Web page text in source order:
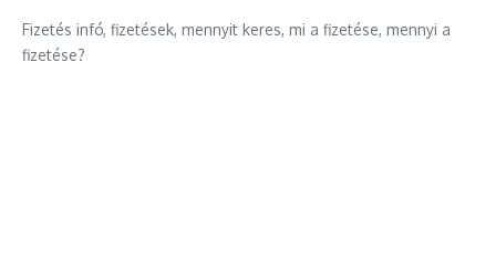
Fizetés infó, fizetések, mennyit keres, mi a fizetése, mennyi a
fizetése?